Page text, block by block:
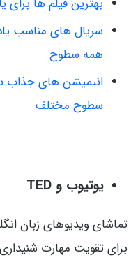
بهترین فیلم ها برای
سریال های مناسب
همه سطوح
انیمیشن های جذاب
سطوح مختلف
یوتیوب و TED
تماشای ویدیوهای زبان
برای تقویت مهارت